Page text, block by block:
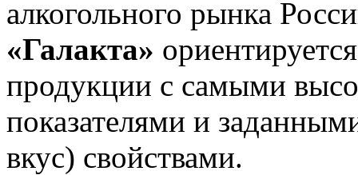
алкогольного рынка
«Галакта»
продукции с самыми
показателями и
вкус) свойствами.